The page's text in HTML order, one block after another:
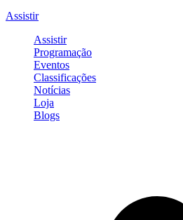
Assistir
Assistir
Programação
Eventos
Classificações
Notícias
Loja
Blogs